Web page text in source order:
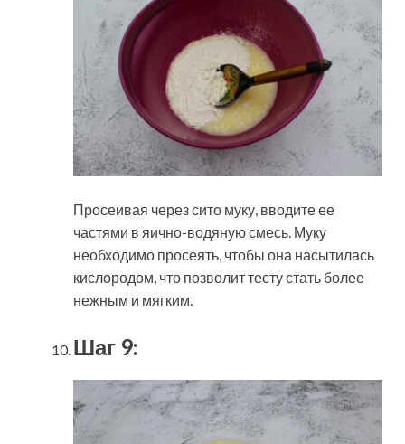
Просеивая через сито муку, вводите ее
частями в яично-водяную смесь. Муку
необходимо просеять, чтобы она насытилась
кислородом, что позволит тесту стать более
нежным и мягким.
Шаг 9: